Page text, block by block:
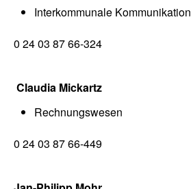
Interkommunale Kommunikation
0 24 03 87 66-324
Claudia Mickartz
Rechnungswesen
0 24 03 87 66-449